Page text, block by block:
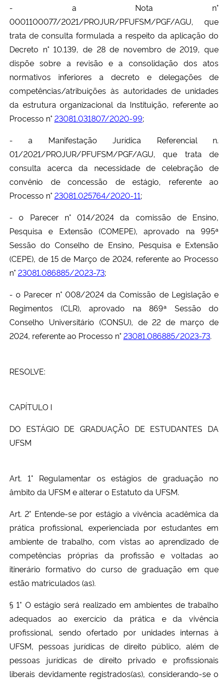
- a Nota n°
0001100077/2021/PROJUR/PFUFSM/PGF/AGU, que
trata de consulta formulada a respeito da aplicação do
Decreto n° 10.139, de 28 de novembro de 2019, que
dispõe sobre a revisão e a consolidação dos atos
normativos inferiores a decreto e delegações de
competências/atribuições às autoridades de unidades
da estrutura organizacional da Instituição, referente ao
Processo n°23081.031807/2020-99;
- a Manifestação Jurídica Referencial n.
01/2021/PROJUR/PFUFSM/PGF/AGU, que trata de
consulta acerca da necessidade de celebração de
convênio de concessão de estágio, referente ao
Processo n°23081.025764/2020-11;
- o Parecer n° 014/2024 da comissão de Ensino,
Pesquisa e Extensão (COMEPE), aprovado na 995ª
Sessão do Conselho de Ensino, Pesquisa e Extensão
(CEPE), de 15 de Março de 2024, referente ao Processo
n°23081.086885/2023-73;
- o Parecer n° 008/2024 da Comissão de Legislação e
Regimentos (CLR), aprovado na 869ª Sessão do
Conselho Universitário (CONSU), de 22 de março de
2024, referente ao Processo n°23081.086885/2023-73.
RESOLVE:
CAPÍTULO I
DO ESTÁGIO DE GRADUAÇÃO DE ESTUDANTES DA
UFSM
Art. 1° Regulamentar os estágios de graduação no
âmbito da UFSM e alterar o Estatuto da UFSM.
Art. 2° Entende-se por estágio a vivência acadêmica da
prática profissional, experienciada por estudantes em
ambiente de trabalho, com vistas ao aprendizado de
competências próprias da profissão e voltadas ao
itinerário formativo do curso de graduação em que
estão matriculados (as).
§ 1° O estágio será realizado em ambientes de trabalho
adequados ao exercício da prática e da vivência
profissional, sendo ofertado por unidades internas à
UFSM, pessoas jurídicas de direito público, além de
pessoas jurídicas de direito privado e profissionais
liberais devidamente registrados(as), considerando-se o